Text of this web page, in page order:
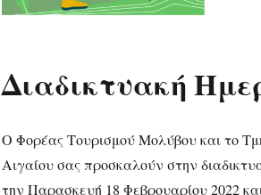
Διαδικτυακή
Ο Φορέας Τουρισμού Μολύβου και το
Αιγαίου σας προσκαλούν στην
την Παρασκευή 18 Φεβρουαρίου 2022